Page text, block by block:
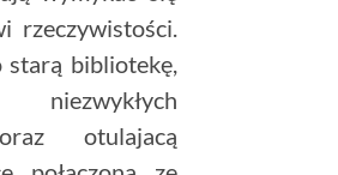
rzeczywistości.
starą bibliotekę,
otulajacą